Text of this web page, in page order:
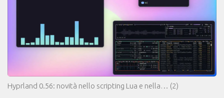
Hyprland 0.56: novità nello scripting Lua e nella… (2)